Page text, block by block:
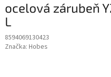
ocelová zárubeň
L
8594069130423
Značka: Hobes